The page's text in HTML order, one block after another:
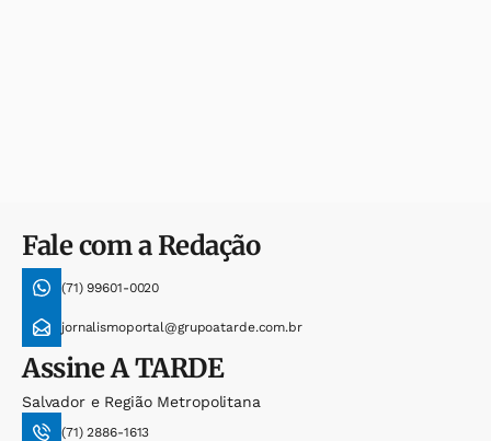
Fale com a Redação
(71) 99601-0020
jornalismoportal@grupoatarde.com.br
AssineA TARDE
Salvador e Região Metropolitana
(71) 2886-1613